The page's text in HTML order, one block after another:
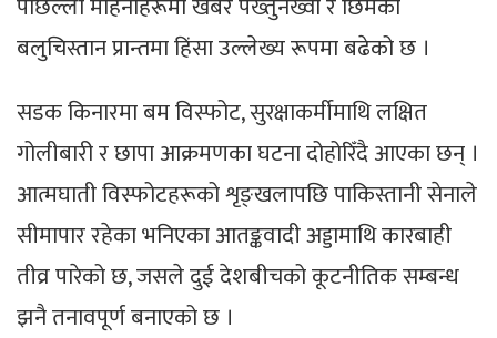
बलुचिस्तान प्रान्तमा हिंसा उल्लेख्य रूपमा बढेको छ ।
सडक किनारमा बम विस्फोट, सुरक्षाकर्मीमाथि लक्षित
गोलीबारी र छापा आक्रमणका घटना दोहोरिँदै आएका छन् ।
आत्मघाती विस्फोटहरूको शृङ्खलापछि पाकिस्तानी सेनाले
सीमापार रहेका भनिएका आतङ्कवादी अड्डामाथि कारबाही
तीव्र पारेको छ, जसले दुई देशबीचको कूटनीतिक सम्बन्ध
झनै तनावपूर्ण बनाएको छ ।